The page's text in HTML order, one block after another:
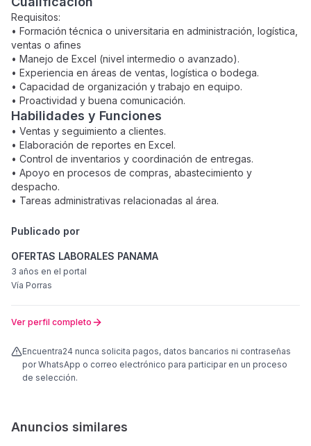
Requisitos:
• Formación técnica o universitaria en administración, logística,
ventas o afines
• Manejo de Excel (nivel intermedio o avanzado).
• Experiencia en áreas de ventas, logística o bodega.
• Capacidad de organización y trabajo en equipo.
• Proactividad y buena comunicación.
Habilidades y Funciones
• Ventas y seguimiento a clientes.
• Elaboración de reportes en Excel.
• Control de inventarios y coordinación de entregas.
• Apoyo en procesos de compras, abastecimiento y
despacho.
• Tareas administrativas relacionadas al área.
Publicado por
OFERTAS LABORALES PANAMA
3 años en el portal
Vía Porras
Ver perfil completo
Encuentra24 nunca solicita pagos, datos bancarios ni contraseñas
por WhatsApp o correo electrónico para participar en un proceso
de selección.
Anuncios similares